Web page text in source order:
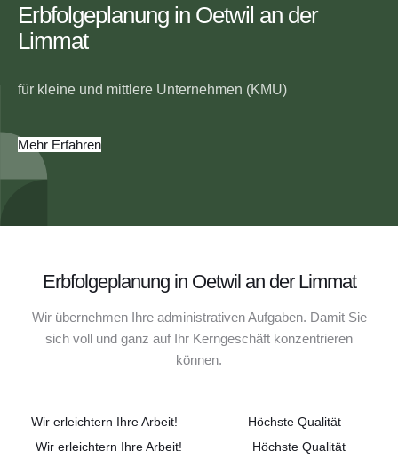
Erbfolgeplanung in Oetwil an der
Limmat
für kleine und mittlere Unternehmen (KMU)
Mehr Erfahren
Erbfolgeplanung in Oetwil an der Limmat
Wir übernehmen Ihre administrativen Aufgaben. Damit Sie
sich voll und ganz auf Ihr Kerngeschäft konzentrieren
können.
Wir erleichtern Ihre Arbeit!
Wir erleichtern Ihre Arbeit!
Höchste Qualität
Höchste Qualität